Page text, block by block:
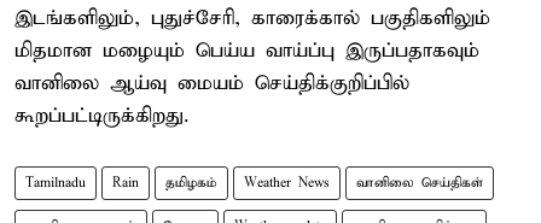
இடங்களிலும், புதுச்சேரி, காரைக்கால் பகுதிகளிலும்
மிதமான மழையும் பெய்ய வாய்ப்பு இருப்பதாகவும்
வானிலை ஆய்வு மையம் செய்திக்குறிப்பில்
கூறப்பட்டிருக்கிறது.
Tamilnadu Rain தமிழகம் Weather News வானிலை செய்திகள்